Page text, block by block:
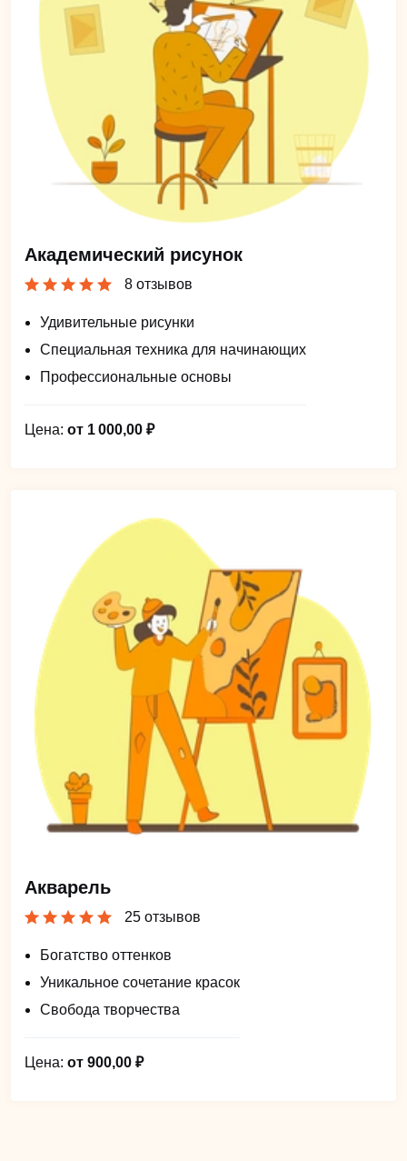
Академический рисунок
8 отзывов
Удивительные рисунки
Специальная техника для начинающих
Профессиональные основы
Цена: от 1 000,00 ₽
Акварель
25 отзывов
Богатство оттенков
Уникальное сочетание красок
Свобода творчества
Цена: от 900,00 ₽